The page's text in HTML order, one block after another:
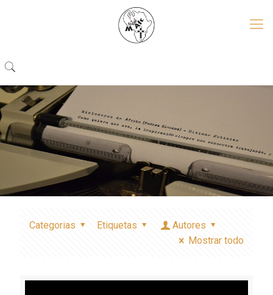
Categorias Etiquetas
Autores
Mostrar todo